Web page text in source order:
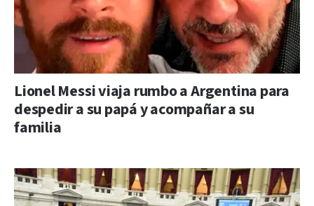
Lionel Messi viaja rumbo a Argentina para
despedir a su papá y acompañar a su
familia